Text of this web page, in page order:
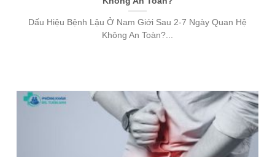
Dấu Hiệu Bệnh Lậu Ở Nam Giới Sau 2-7 Ngày Quan Hệ
Không An Toàn?...